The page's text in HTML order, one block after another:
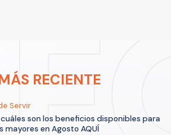
RECIENTE
Servir
cuáles son los beneficios disponibles para
mayores en Agosto AQUÍ